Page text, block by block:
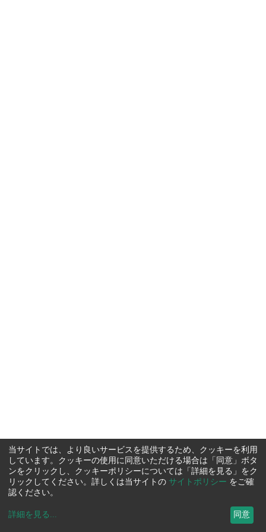
当サイトでは、より良いサービスを提供するため、クッキーを利用
しています。クッキーの使用に同意いただける場合は「同意」ボタ
ンをクリックし、クッキーポリシーについては「詳細を見る」をク
リックしてください。詳しくは当サイトの サイトポリシー をご確
認ください。
詳細を見る ... 同意